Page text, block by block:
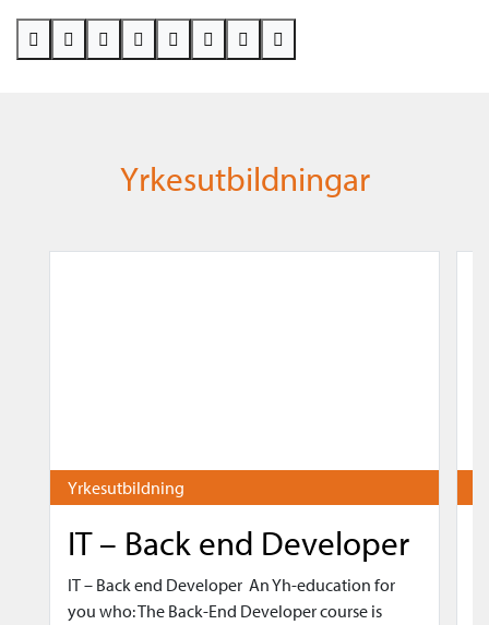
Yrkesutbildningar
Yrkesutbildning
IT – Back end Developer
IT – Back end Developer An Yh-education for
you who: The Back-End Developer course is